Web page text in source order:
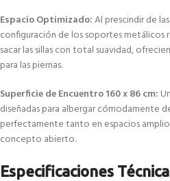
Espacio Optimizado:Al prescindir de
configuración de los soportes
sacar las sillas con total suavidad,
para las piernas.
Superficie de Encuentro 160 x 86 cm:
diseñadas para albergar cómodamente
perfectamente tanto en espacios
concepto abierto.
Especificaciones